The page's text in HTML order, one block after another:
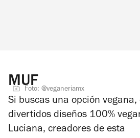
MUFFoto: @veganeriamx
Si buscas una opción vegana,
divertidos diseños 100%
Luciana, creadores de esta